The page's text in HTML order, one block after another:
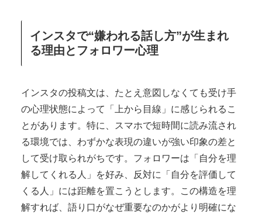
インスタで“嫌われる話し方”が生まれ
る理由とフォロワー心理
インスタの投稿文は、たとえ意図しなくても受け手
の心理状態によって「上から目線」に感じられるこ
とがあります。特に、スマホで短時間に読み流され
る環境では、わずかな表現の違いが強い印象の差と
して受け取られがちです。フォロワーは「自分を理
解してくれる人」を好み、反対に「自分を評価して
くる人」には距離を置こうとします。この構造を理
解すれば、語り口がなぜ重要なのかがより明確にな